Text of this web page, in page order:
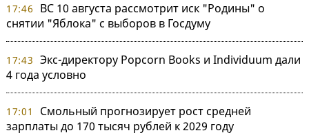
17:46
ВС 10 августа рассмотрит иск "Родины" о
снятии "Яблока" с выборов в Госдуму
17:43 Экс-директору Popcorn Books и Individuum дали
4 года условно
17:01
Смольный прогнозирует рост средней
зарплаты до 170 тысяч рублей к 2029 году